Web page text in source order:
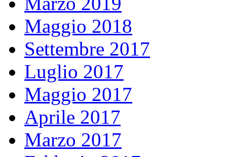
Maggio 2018
Settembre 2017
Luglio 2017
Maggio 2017
Aprile 2017
Marzo 2017